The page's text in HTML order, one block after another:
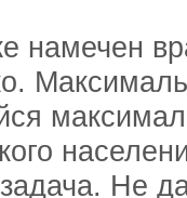
намечен
Не